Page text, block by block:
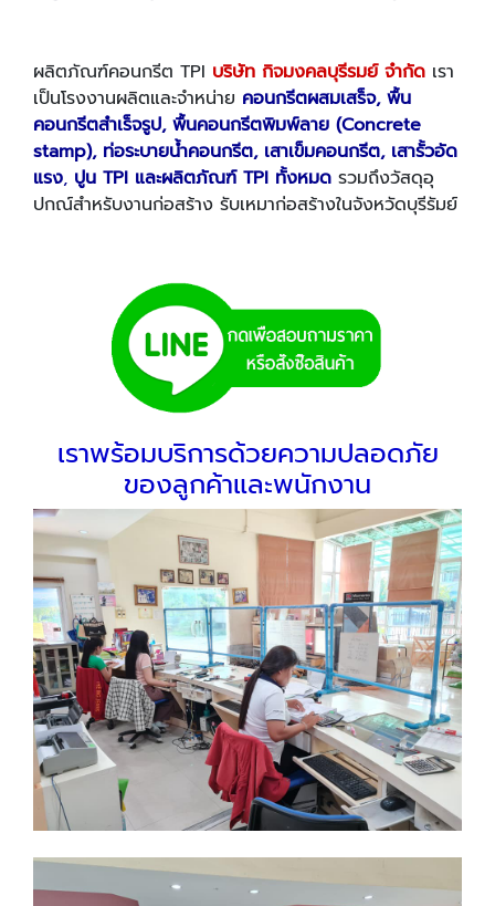
ผลิตภัณฑ์คอนกรีต TPI บริษัท กิจมงคลบุรีรมย์ จำกัด เรา
เป็นโรงงานผลิตและจำหน่าย คอนกรีตผสมเสร็จ, พื้น
คอนกรีตสำเร็จรูป, พื้นคอนกรีตพิมพ์ลาย (Concrete
stamp), ท่อระบายน้ำคอนกรีต, เสาเข็มคอนกรีต, เสารั้วอัด
แรง, ปูน TPI และผลิตภัณฑ์ TPI ทั้งหมด รวมถึงวัสดุอุ
ปกณ์สำหรับงานก่อสร้าง รับเหมาก่อสร้างในจังหวัดบุรีรัมย์
เราพร้อมบริการด้วยความปลอดภัย
ของลูกค้าและพนักงาน